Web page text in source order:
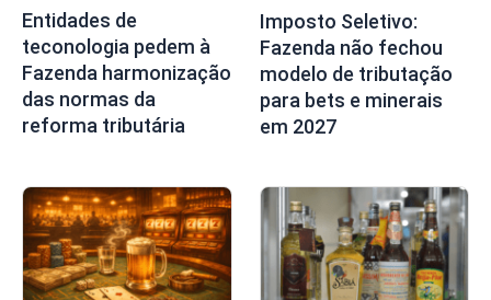
Entidades de
teconologia pedem à
Fazenda harmonização
das normas da
reforma tributária
Imposto Seletivo:
Fazenda não fechou
modelo de tributação
para bets e minerais
em 2027